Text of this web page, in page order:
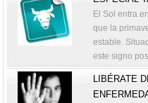
El Sol entra
que la
estable.
este signo
LIBÉRATE